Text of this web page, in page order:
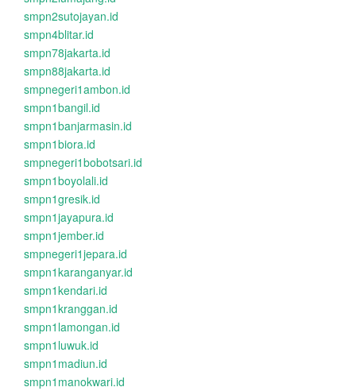
smpn2sutojayan.id
smpn4blitar.id
smpn78jakarta.id
smpn88jakarta.id
smpnegeri1ambon.id
smpn1bangil.id
smpn1banjarmasin.id
smpn1biora.id
smpnegeri1bobotsari.id
smpn1boyolali.id
smpn1gresik.id
smpn1jayapura.id
smpn1jember.id
smpnegeri1jepara.id
smpn1karanganyar.id
smpn1kendari.id
smpn1kranggan.id
smpn1lamongan.id
smpn1luwuk.id
smpn1madiun.id
smpn1manokwari.id